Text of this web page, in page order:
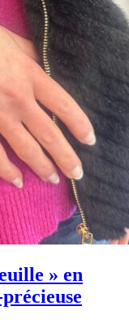
» en